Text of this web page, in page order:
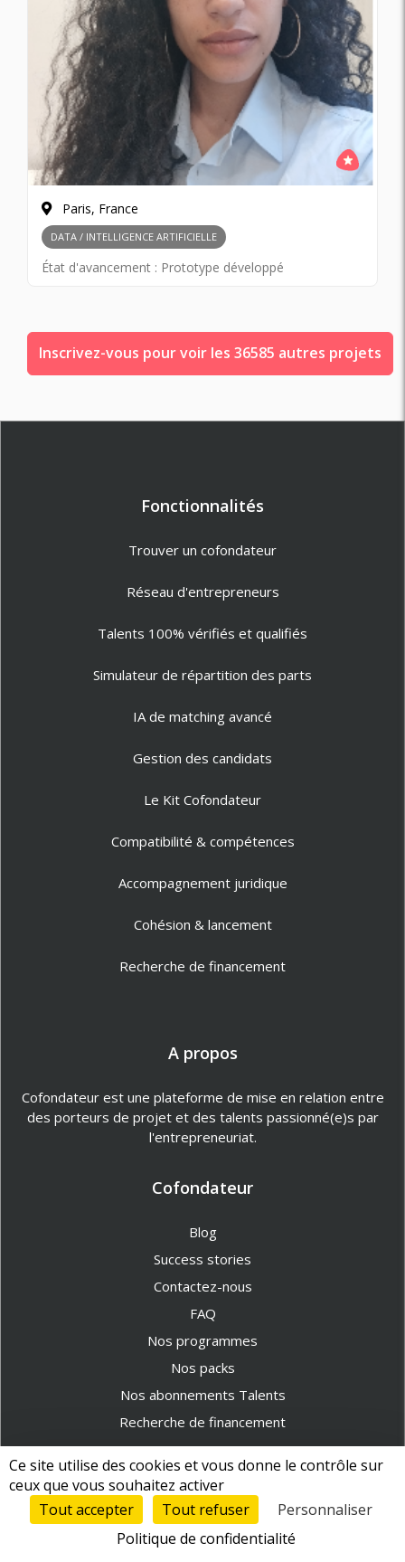
Paris, France
DATA / INTELLIGENCE ARTIFICIELLE
État d'avancement : Prototype développé
Inscrivez-vous pour voir les 36585 autres projets
Fonctionnalités
Trouver un cofondateur
Réseau d'entrepreneurs
Talents 100% vérifiés et qualifiés
Simulateur de répartition des parts
IA de matching avancé
Gestion des candidats
Le Kit Cofondateur
Compatibilité & compétences
Accompagnement juridique
Cohésion & lancement
Recherche de financement
A propos
Cofondateur est une plateforme de mise en relation entre
des porteurs de projet et des talents passionné(e)s par
l'entrepreneuriat.
Cofondateur
Blog
Success stories
Contactez-nous
FAQ
Nos programmes
Nos packs
Nos abonnements Talents
Recherche de financement
Société
CGU CGV
Mentions légales
Ce site utilise des cookies et vous donne le contrôle sur
ceux que vous souhaitez activer
Tout accepter
Tout refuser
Personnaliser
Politique de confidentialité